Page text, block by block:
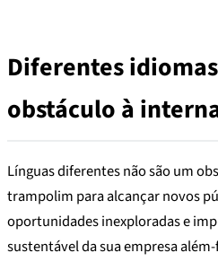
Diferentes
obstáculo à
Línguas diferentes não são um
trampolim para alcançar novos
oportunidades inexploradas e
sustentável da sua empresa